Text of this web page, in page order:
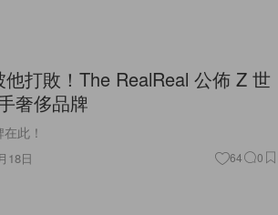
他打敗！The RealReal 公佈 Z 世
奢侈品牌
此！
18日 64 0